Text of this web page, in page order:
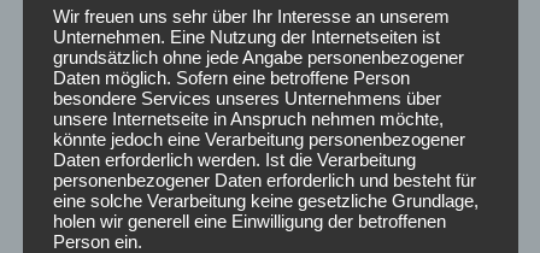
dienstags, 19.00 bis 20.15 Uhr auf dem Sportplatz vom TSV
Victoria -Linden, Fösseweg 5, 30453 Hannover
Muskelstarke Senior*innen-Zebras 💪🦓 mit Hediye
montags, 15.00 – 16.00 Uhr, Sporthalle Fröbelstraße,
Fröbelstr. 3a, 30451 Hannover
Krafttraining für Jugendliche 🏋️🤸🤹 mit Hediye
mittwochs, 15.00 – 16.00 Uhr, Sporthalle Fröbelstraße,
Wir freuen uns sehr über Ihr Interesse an unserem
Unternehmen. Eine Nutzung der Internetseiten ist
grundsätzlich ohne jede Angabe personenbezogener
Daten möglich. Sofern eine betroffene Person
besondere Services unseres Unternehmens über
unsere Internetseite in Anspruch nehmen möchte,
könnte jedoch eine Verarbeitung personenbezogener
Daten erforderlich werden. Ist die Verarbeitung
personenbezogener Daten erforderlich und besteht für
eine solche Verarbeitung keine gesetzliche Grundlage,
holen wir generell eine Einwilligung der betroffenen
Person ein.